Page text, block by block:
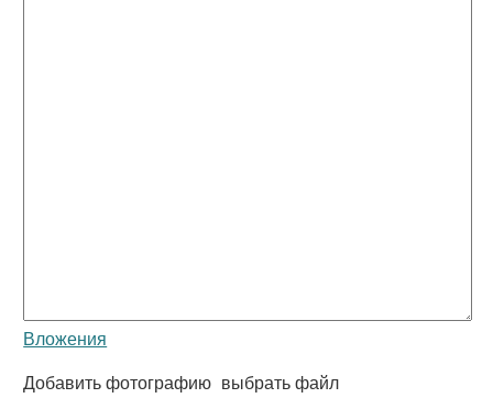
Вложения
Добавить фотографию выбрать файл